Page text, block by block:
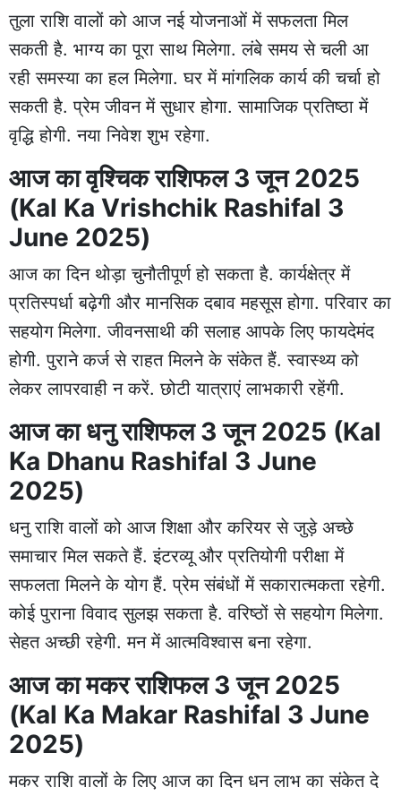
तुला राशि वालों को आज नई योजनाओं में सफलता मिल
सकती है. भाग्य का पूरा साथ मिलेगा. लंबे समय से चली आ
रही समस्या का हल मिलेगा. घर में मांगलिक कार्य की चर्चा हो
सकती है. प्रेम जीवन में सुधार होगा. सामाजिक प्रतिष्ठा में
वृद्धि होगी. नया निवेश शुभ रहेगा.
आज का वृश्चिक राशिफल 3 जून 2025
(Kal Ka Vrishchik Rashifal 3
June 2025)
आज का दिन थोड़ा चुनौतीपूर्ण हो सकता है. कार्यक्षेत्र में
प्रतिस्पर्धा बढ़ेगी और मानसिक दबाव महसूस होगा. परिवार का
सहयोग मिलेगा. जीवनसाथी की सलाह आपके लिए फायदेमंद
होगी. पुराने कर्ज से राहत मिलने के संकेत हैं. स्वास्थ्य को
लेकर लापरवाही न करें. छोटी यात्राएं लाभकारी रहेंगी.
आज का धनु राशिफल 3 जून 2025 (Kal
Ka Dhanu Rashifal 3 June
2025)
धनु राशि वालों को आज शिक्षा और करियर से जुड़े अच्छे
समाचार मिल सकते हैं. इंटरव्यू और प्रतियोगी परीक्षा में
सफलता मिलने के योग हैं. प्रेम संबंधों में सकारात्मकता रहेगी.
कोई पुराना विवाद सुलझ सकता है. वरिष्ठों से सहयोग मिलेगा.
सेहत अच्छी रहेगी. मन में आत्मविश्वास बना रहेगा.
आज का मकर राशिफल 3 जून 2025
(Kal Ka Makar Rashifal 3 June
2025)
मकर राशि वालों के लिए आज का दिन धन लाभ का संकेत दे